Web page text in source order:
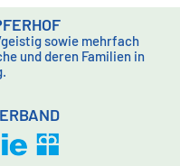
sowie mehrfach
und deren Familien in